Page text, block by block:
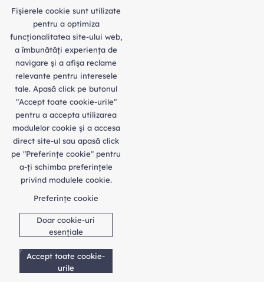
An unexpected error has occurred
Fișierele cookie sunt utilizate
pentru a optimiza
funcţionalitatea site-ului web,
a îmbunătăţi experienţa de
navigare şi a afişa reclame
relevante pentru interesele
tale. Apasă click pe butonul
"Accept toate cookie-urile"
pentru a accepta utilizarea
modulelor cookie şi a accesa
direct site-ul sau apasă click
pe "Preferințe cookie" pentru
a-ţi schimba preferinţele
privind modulele cookie.
Preferințe cookie
Doar cookie-uri
esențiale
Accept toate cookie-
urile